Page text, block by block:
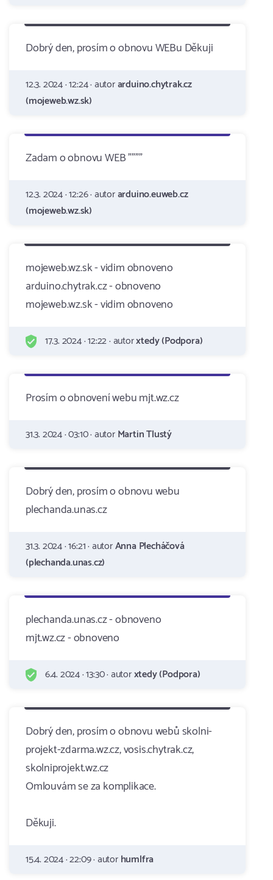
Dobrý den, prosím o obnovu WEBu Děkuji
12.3. 2024 · 12:24 · autorarduino.chytrak.cz
(mojeweb.wz.sk)
Zadam o obnovu WEB """"
12.3. 2024 · 12:26 · autorarduino.euweb.cz
(mojeweb.wz.sk)
mojeweb.wz.sk - vidim obnoveno
arduino.chytrak.cz - obnoveno
mojeweb.wz.sk - vidim obnoveno
17.3. 2024 · 12:22 · autorxtedy (Podpora)
Prosím o obnovení webu mjt.wz.cz
31.3. 2024 · 03:10 · autorMartin Tlustý
Dobrý den, prosím o obnovu webu
plechanda.unas.cz
31.3. 2024 · 16:21 · autorAnna Plecháčová
(plechanda.unas.cz)
plechanda.unas.cz - obnoveno
mjt.wz.cz - obnoveno
6.4. 2024 · 13:30 · autorxtedy (Podpora)
Dobrý den, prosím o obnovu webů skolni-
projekt-zdarma.wz.cz, vosis.chytrak.cz,
skolniprojekt.wz.cz
Omlouvám se za komplikace.
Děkuji.
15.4. 2024 · 22:09 · autorhumlfra